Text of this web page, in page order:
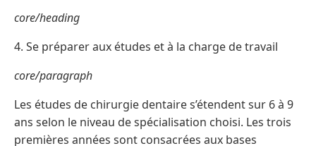
core/heading
4. Se préparer aux études et à la charge de travail
core/paragraph
Les études de chirurgie dentaire s’étendent sur 6 à 9
ans selon le niveau de spécialisation choisi. Les trois
premières années sont consacrées aux bases